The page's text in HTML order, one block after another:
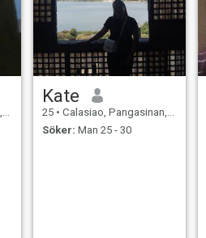
Kate
25 • Calasiao, Pangasinan, Filippinerna
Söker: Man 25 - 30